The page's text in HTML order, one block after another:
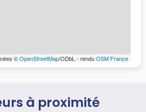
©OpenStreetMap/ODbL - renduOSM France
à proximité